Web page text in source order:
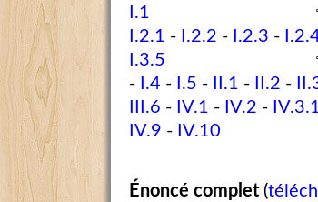
I.1
I.2.1 - I.2.2 - I.2.3 -
I.3.5
- I.4 - I.5 - II.1 - II.2 -
III.6 - IV.1 - IV.2 -
IV.9 - IV.10
Énoncé complet (